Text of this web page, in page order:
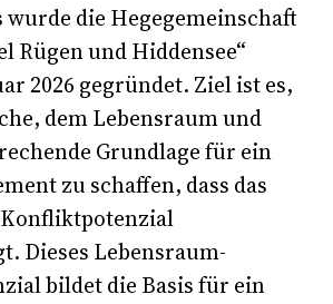
wurde die Hegegemeinschaft
Rügen und Hiddensee“
2026 gegründet. Ziel ist es,
dem Lebensraum und
Grundlage für ein
zu schaffen, dass das
Dieses Lebensraum-
bildet die Basis für ein